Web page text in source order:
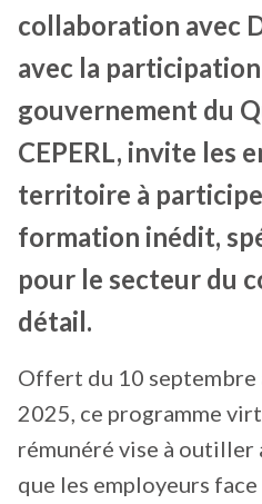
collaboration avec
avec la
gouvernement du
CEPERL, invite les
territoire à
formation inédit,
pour le secteur du
détail.
Offert du 10 septembre
2025, ce programme
rémunéré vise à outiller
que les employeurs